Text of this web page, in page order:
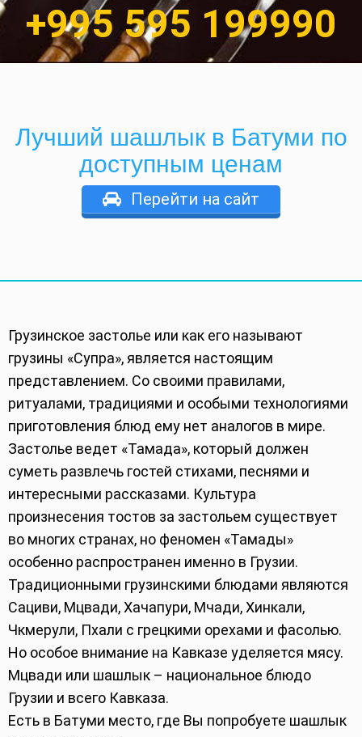
+995 595 199990
Лучший шашлык в Батуми по
доступным ценам
Перейти на сайт
Грузинское застолье или как его называют
грузины «Супра», является настоящим
представлением. Cо своими правилами,
ритуалами, традициями и особыми технологиями
приготовления блюд ему нет аналогов в мире.
Застолье ведет «Тамада», который должен
суметь развлечь гостей стихами, песнями и
интересными рассказами. Культура
произнесения тостов за застольем существует
во многих странах, но феномен «Тамады»
особенно распространен именно в Грузии.
Традиционными грузинскими блюдами являются
Сациви, Мцвади, Хачапури, Мчади, Хинкали,
Чкмерули, Пхали с грецкими орехами и фасолью.
Но особое внимание на Кавказе уделяется мясу.
Мцвади или шашлык – национальное блюдо
Грузии и всего Кавказа.
Есть в Батуми место, где Вы попробуете шашлык